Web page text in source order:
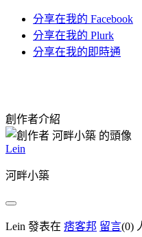
分享在我的 Facebook
分享在我的 Plurk
分享在我的即時通
創作者介紹
Lein
河畔小築
Lein 發表在 痞客邦 留言(0)